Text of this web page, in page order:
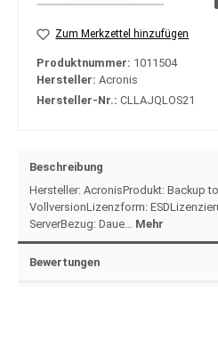
Zum Merkzettel hinzufügen
Produktnummer: 1011504
Hersteller: Acronis
Hersteller-Nr.: CLLAJQLOS21
Beschreibung
Hersteller: AcronisProdukt: Backup
VollversionLizenzform:
ServerBezug: Daue… Mehr
Bewertungen